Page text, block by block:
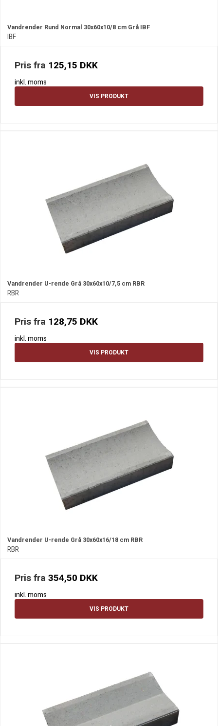
Vandrender Rund Normal 30x60x10/8 cm Grå IBF
IBF
Pris fra 125,15 DKK
inkl. moms
VIS PRODUKT
Vandrender U-rende Grå 30x60x10/7,5 cm RBR
RBR
Pris fra 128,75 DKK
inkl. moms
VIS PRODUKT
Vandrender U-rende Grå 30x60x16/18 cm RBR
RBR
Pris fra 354,50 DKK
inkl. moms
VIS PRODUKT